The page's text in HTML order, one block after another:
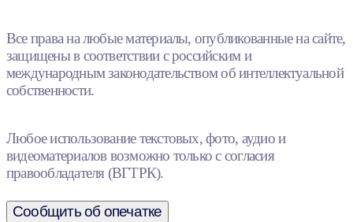
Все права на любые материалы, опубликованные на сайте,
защищены в соответствии с российским и
международным законодательством об интеллектуальной
собственности.
Любое использование текстовых, фото, аудио и
видеоматериалов возможно только с согласия
правообладателя (ВГТРК).
Сообщить об опечатке